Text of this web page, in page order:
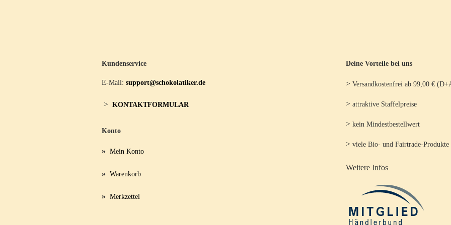
Kundenservice
E-Mail: support@schokolatiker.de
> KONTAKTFORMULAR
Konto
» Mein Konto
» Warenkorb
» Merkzettel
Deine Vorteile bei uns
> Versandkostenfrei ab 99,00 €
> attraktive Staffelpreise
> kein Mindestbestellwert
> viele Bio- und Fairtrade-Produkte
Weitere Infos